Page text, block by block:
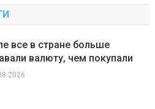
все в стране больше
валюту, чем покупали